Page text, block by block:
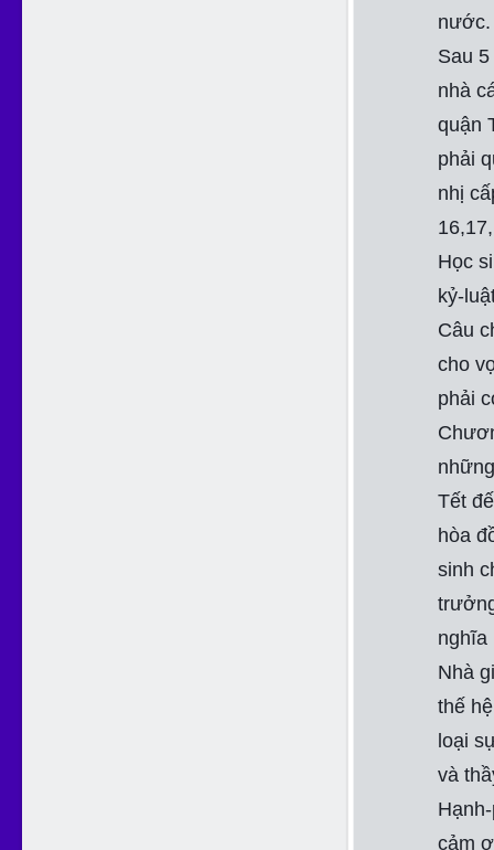
nước.
Sau
nhà
quận
phải
nhị
Học
kỷ-
Câu
cho
phải
Tết
hòa
sinh
nghĩa
Nhà
thế
loại
và
cảm